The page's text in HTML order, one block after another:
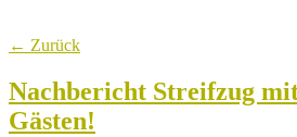
← Zurück
Nachbericht Streifzug
Gästen!